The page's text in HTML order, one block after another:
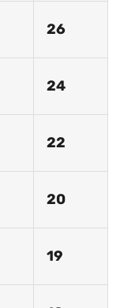
26
24
22
20
19